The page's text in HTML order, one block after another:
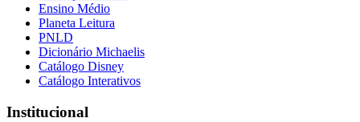
Ensino Médio
Planeta Leitura
PNLD
Dicionário Michaelis
Catálogo Disney
Catálogo Interativos
Institucional